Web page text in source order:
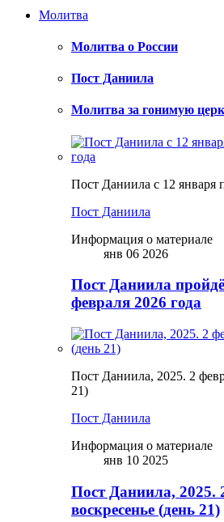
Молитва
Молитва о России
Пост Даниила
Молитва за гонимую
Пост Даниила с 12 января
Пост Даниила
Информация о материале
янв 06 2026
Пост Даниила
февраля 2026 года
Пост Даниила, 2025. 2
21)
Пост Даниила
Информация о материале
янв 10 2025
Пост Даниила, 2025.
воскресенье (день 21)